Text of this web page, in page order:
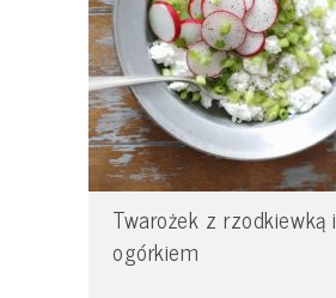
Twarożek z rzodkiewką i
ogórkiem